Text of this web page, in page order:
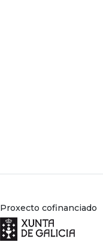
Proxecto cofinanciado